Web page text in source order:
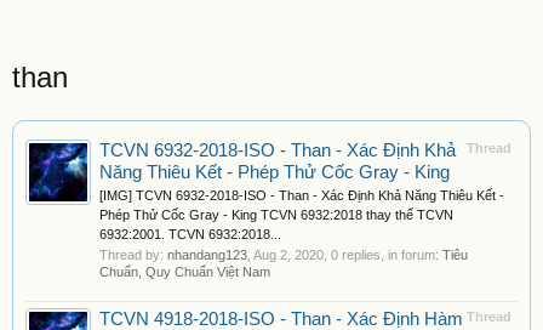
than
Thread
TCVN 6932-2018-ISO - Than - Xác Định Khả
Năng Thiêu Kết - Phép Thử Cốc Gray - King
[IMG] TCVN 6932-2018-ISO - Than - Xác Định Khả Năng Thiêu Kết -
Phép Thử Cốc Gray - King TCVN 6932:2018 thay thế TCVN
6932:2001. TCVN 6932:2018...
Thread by: nhandang123 Aug 2, 2020 , 0 replies, in forum: Tiêu
Chuẩn, Quy Chuẩn Việt Nam
Thread
TCVN 4918-2018-ISO - Than - Xác Định Hàm